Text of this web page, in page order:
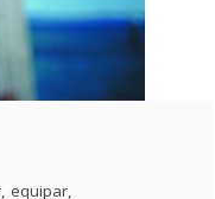
, equipar,